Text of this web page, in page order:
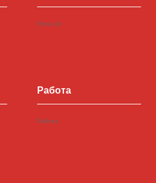
Press kit
Работа
Работа